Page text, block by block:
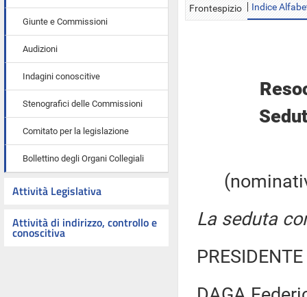
Giunte e Commissioni
Audizioni
Indagini conoscitive
Stenografici delle Commissioni
Comitato per la legislazione
Bollettino degli Organi Collegiali
Attività Legislativa
Attività di indirizzo, controllo e
conoscitiva
Frontespizio Indice
La seduta